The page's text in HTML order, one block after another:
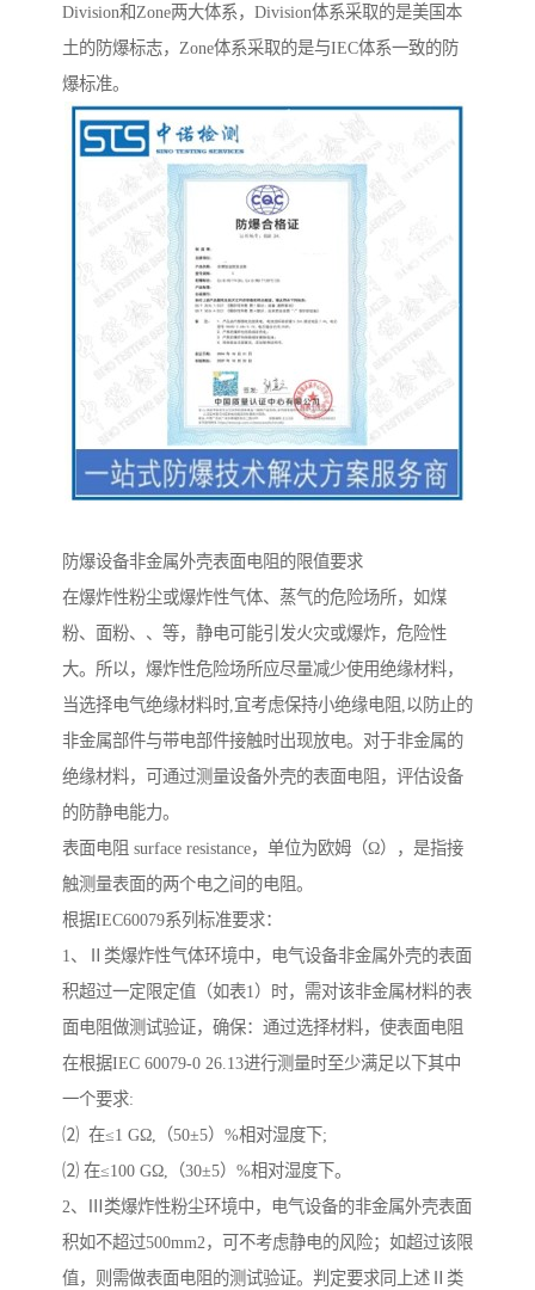
Division和Zone两大体系，Division体系采取的是美国本
土的防爆标志，Zone体系采取的是与IEC体系一致的防
爆标准。
防爆设备非金属外壳表面电阻的限值要求
在爆炸性粉尘或爆炸性气体、蒸气的危险场所，如煤
粉、面粉、、等，静电可能引发火灾或爆炸，危险性
大。所以，爆炸性危险场所应尽量减少使用绝缘材料，
当选择电气绝缘材料时,宜考虑保持小绝缘电阻,以防止的
非金属部件与带电部件接触时出现放电。对于非金属的
绝缘材料，可通过测量设备外壳的表面电阻，评估设备
的防静电能力。
表面电阻 surface resistance，单位为欧姆（Ω），是指接
触测量表面的两个电之间的电阻。
根据IEC60079系列标准要求：
1、Ⅱ类爆炸性气体环境中，电气设备非金属外壳的表面
积超过一定限定值（如表1）时，需对该非金属材料的表
面电阻做测试验证，确保：通过选择材料，使表面电阻
在根据IEC 60079-0 26.13进行测量时至少满足以下其中
一个要求:
⑵ 在≤1 GΩ,（50±5）%相对湿度下;
⑵ 在≤100 GΩ,（30±5）%相对湿度下。
2、Ⅲ类爆炸性粉尘环境中，电气设备的非金属外壳表面
积如不超过500mm2，可不考虑静电的风险；如超过该限
值，则需做表面电阻的测试验证。判定要求同上述Ⅱ类